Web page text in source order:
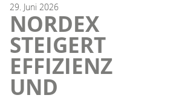
29. Juni 2026
NORDEX
STEIGERT
EFFIZIENZ
UND